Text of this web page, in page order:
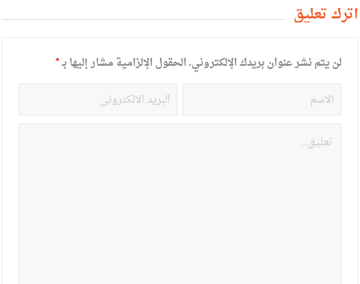
أترك تعليق
لن يتم نشر عنوان بريدك الإلكتروني.الحقول الإلزامية مشار إليها بـ*